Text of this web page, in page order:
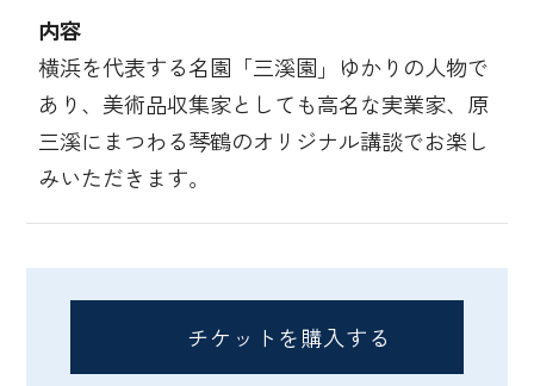
内容
横浜を代表する名園「三溪園」ゆかりの人物で
あり、美術品収集家としても高名な実業家、原
三溪にまつわる琴鶴のオリジナル講談でお楽し
みいただきます。
チケットを購入する